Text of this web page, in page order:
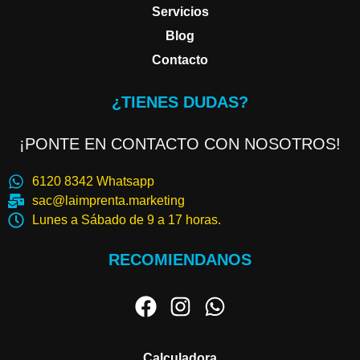
Servicios
Blog
Contacto
¿TIENES DUDAS?
¡PONTE EN CONTACTO CON NOSOTROS!
6120 8342 Whatsapp
sac@laimprenta.marketing
Lunes a Sábado de 9 a 17 horas.
RECOMIENDANOS